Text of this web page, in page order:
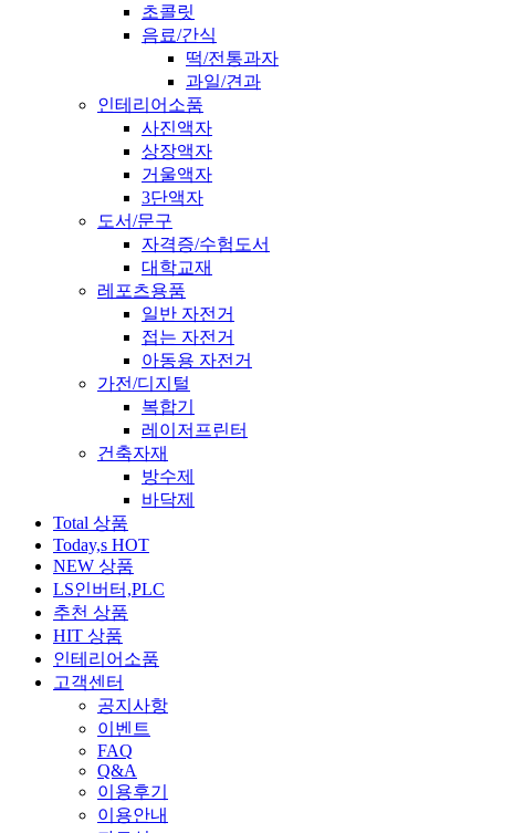
초콜릿
음료/간식
떡/전통과자
과일/견과
인테리어소품
사진액자
상장액자
거울액자
3단액자
도서/문구
자격증/수험도서
대학교재
레포츠용품
일반 자전거
접는 자전거
아동용 자전거
가전/디지털
복합기
레이저프린터
건축자재
방수제
바닥제
Total 상품
Today,s HOT
NEW 상품
LS인버터,PLC
추천 상품
HIT 상품
인테리어소품
고객센터
공지사항
이벤트
FAQ
Q&A
이용후기
이용안내